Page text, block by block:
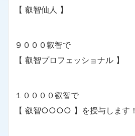
【 叡智仙人 】
９０００叡智で
【 叡智プロフェッショナル 】
１００００叡智で
【 叡智○○○○ 】を授与します！